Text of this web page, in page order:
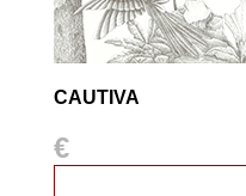
CAUTIVA
€